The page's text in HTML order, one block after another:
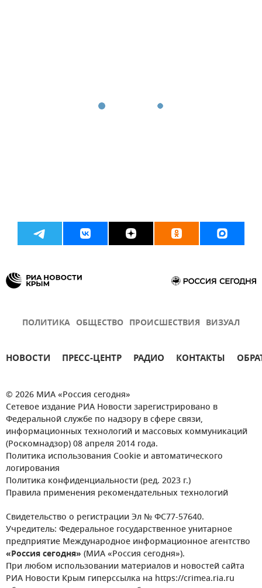
ПОЛИТИКА ОБЩЕСТВО ПРОИСШЕСТВИЯ ВИЗУАЛ
НОВОСТИ ПРЕСС-ЦЕНТР РАДИО КОНТАКТЫ
© 2026 МИА «Россия сегодня»
Сетевое издание РИА Новости зарегистрировано в
Федеральной службе по надзору в сфере связи,
информационных технологий и массовых коммуникаций
(Роскомнадзор) 08 апреля 2014 года.
Политика использования Cookie и автоматического
логирования
Политика конфиденциальности (ред. 2023 г.)
Правила применения рекомендательных технологий
Свидетельство о регистрации Эл № ФС77-57640.
Учредитель: Федеральное государственное унитарное
предприятие Международное информационное агентство
«Россия сегодня» (МИА «Россия сегодня»).
При любом использовании материалов и новостей сайта
РИА Новости Крым гиперссылка на https://crimea.ria.ru